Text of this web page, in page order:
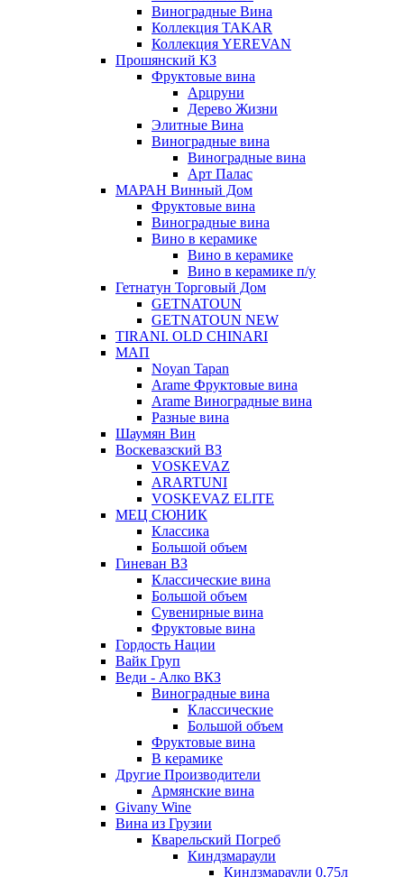
Виноградные Вина
Коллекция TAKAR
Коллекция YEREVAN
Прошянский КЗ
Фруктовые вина
Арцруни
Дерево Жизни
Элитные Вина
Виноградные вина
Виноградные вина
Арт Палас
МАРАН Винный Дом
Фруктовые вина
Виноградные вина
Вино в керамике
Вино в керамике
Вино в керамике п/у
Гетнатун Торговый Дом
GETNATOUN
GETNATOUN NEW
TIRANI. OLD CHINARI
МАП
Noyan Tapan
Arame Фруктовые вина
Arame Виноградные вина
Разные вина
Шаумян Вин
Воскевазский ВЗ
VOSKEVAZ
ARARTUNI
VOSKEVAZ ELITE
МЕЦ СЮНИК
Классика
Большой объем
Гиневан ВЗ
Классические вина
Большой объем
Сувенирные вина
Фруктовые вина
Гордость Нации
Вайк Груп
Веди - Алко ВКЗ
Виноградные вина
Классические
Большой объем
Фруктовые вина
В керамике
Другие Производители
Армянские вина
Givany Wine
Вина из Грузии
Кварельский Погреб
Киндзмараули
Киндзмараули 0,75л